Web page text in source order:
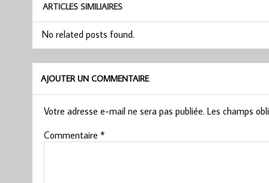
ARTICLES SIMILIAIRES
No related posts found.
AJOUTER UN COMMENTAIRE
Votre adresse e-mail ne sera pas publiée. Les champs
Commentaire *